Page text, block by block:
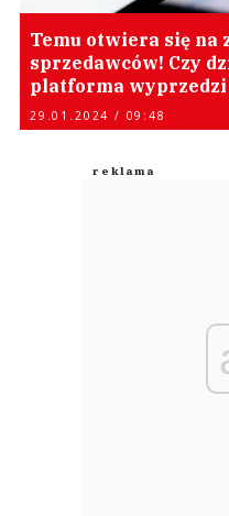
Temu otwiera się na
sprzedawców! Czy
platforma
29.01.2024 / 09:48